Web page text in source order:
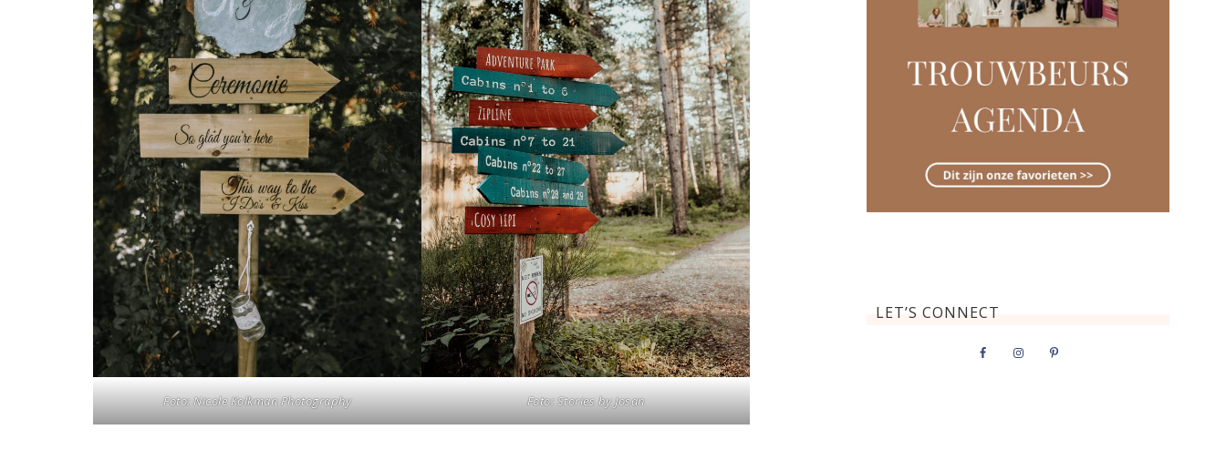
Foto: Nicole Kolkman Photography Foto: Stories by Josan
LET’S CONNECT